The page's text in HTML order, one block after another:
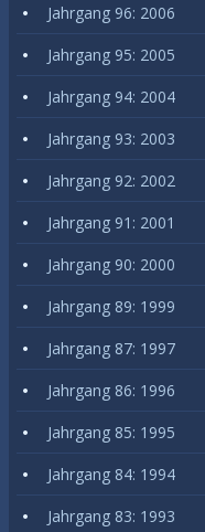
Jahrgang 96: 2006
Jahrgang 95: 2005
Jahrgang 94: 2004
Jahrgang 93: 2003
Jahrgang 92: 2002
Jahrgang 91: 2001
Jahrgang 90: 2000
Jahrgang 89: 1999
Jahrgang 87: 1997
Jahrgang 86: 1996
Jahrgang 85: 1995
Jahrgang 84: 1994
Jahrgang 83: 1993